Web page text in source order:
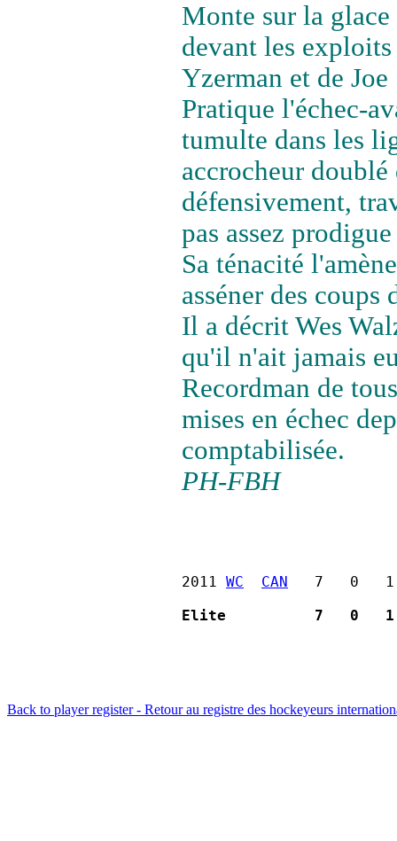
Monte sur la
devant les
Yzerman et de Joe
Pratique l'échec-
tumulte dans les
accrocheur
défensivement,
pas assez
Sa ténacité
asséner des coups
Il a décrit Wes
qu'il n'ait jamais
Recordman de
mises en échec
comptabilisée.
PH-FBH
2011 WC CAN
7   0
Elite          7   0
Back to player register - Retour au registre des hockeyeurs